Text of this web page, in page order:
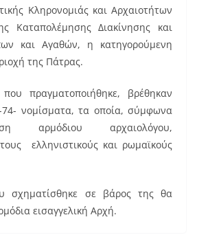
Κληρονομιάς και Αρχαιοτήτων
Καταπολέμησης Διακίνησης και
και Αγαθών, η κατηγορούμενη
της Πάτρας.
πραγματοποιήθηκε, βρέθηκαν
νομίσματα, τα οποία, σύμφωνα
αρμόδιου αρχαιολόγου,
ελληνιστικούς και ρωμαϊκούς
σχηματίσθηκε σε βάρος της θα
εισαγγελική Αρχή.